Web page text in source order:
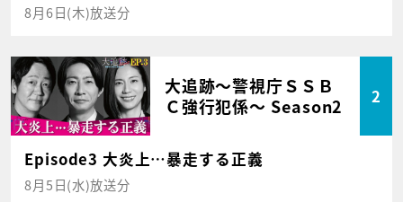
8月6日(木)放送分
大追跡～警視庁ＳＳＢ
Ｃ強行犯係～ Season2
2
Episode3 大炎上…暴走する正義
8月5日(水)放送分